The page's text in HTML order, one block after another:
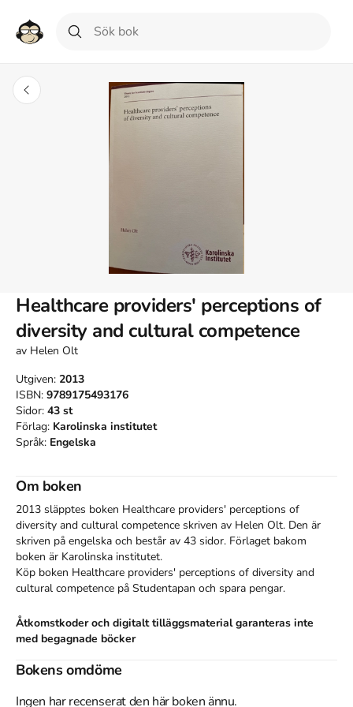
Healthcare providers' perceptions of
diversity and cultural competence
av Helen Olt
Utgiven: 2013
ISBN: 9789175493176
Sidor: 43 st
Förlag: Karolinska institutet
Språk: Engelska
Om boken
2013 släpptes boken Healthcare providers' perceptions of
diversity and cultural competence skriven av Helen Olt. Den är
skriven på engelska och består av 43 sidor. Förlaget bakom
boken är Karolinska institutet.
Köp boken Healthcare providers' perceptions of diversity and
cultural competence på Studentapan och spara pengar.
Åtkomstkoder och digitalt tilläggsmaterial garanteras inte
med begagnade böcker
Referera tillHealthcare providers' perceptions of
diversity and cultural competence
Bokens omdöme
Ingen har recenserat den här boken ännu.